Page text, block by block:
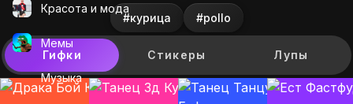
Красота и мода
Мемы
Музыка
#курица #pollo
Гифки Стикеры Лупы